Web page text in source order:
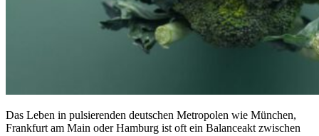
Das Leben in pulsierenden deutschen Metropolen wie München,
Frankfurt am Main oder Hamburg ist oft ein Balanceakt zwischen